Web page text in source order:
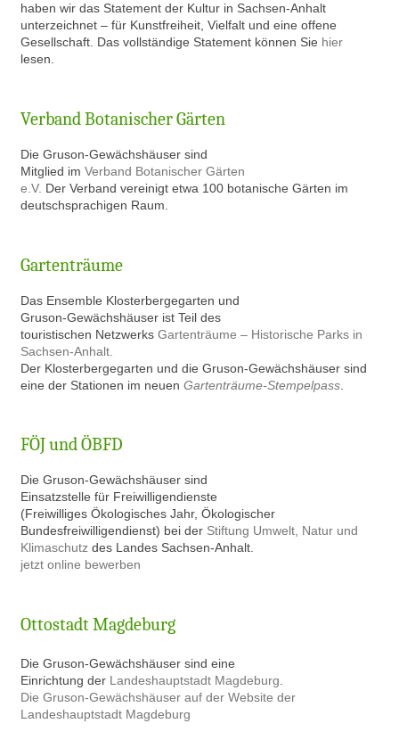
haben wir das Statement der Kultur in Sachsen-Anhalt
unterzeichnet – für Kunstfreiheit, Vielfalt und eine offene
Gesellschaft. Das vollständige Statement können Sie hier
lesen.
Verband Botanischer Gärten
Die Gruson-Gewächshäuser sind
Mitglied imVerband Botanischer Gärten
e.V. Der Verband vereinigt etwa 100 botanische Gärten im
deutschsprachigen Raum.
Gartenträume
Das Ensemble Klosterbergegarten und
Gruson-Gewächshäuser ist Teil des
touristischen NetzwerksGartenträume – Historische Parks in
Sachsen-Anhalt.
Der Klosterbergegarten und die Gruson-Gewächshäuser sind
eine der Stationen im neuenGartenträume-Stempelpass
FÖJ und ÖBFD
Die Gruson-Gewächshäuser sind
Einsatzstelle für Freiwilligendienste
(Freiwilliges Ökologisches Jahr, Ökologischer
Bundesfreiwilligendienst) bei der Stiftung Umwelt, Natur und
Klimaschutz des Landes Sachsen-Anhalt.
jetzt online bewerben
Ottostadt Magdeburg
Die Gruson-Gewächshäuser sind eine
Einrichtung der Landeshauptstadt Magdeburg.
Die Gruson-Gewächshäuser auf der Website der
Landeshauptstadt Magdeburg